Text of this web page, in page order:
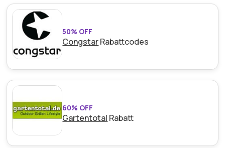
50% OFF
CongstarRabattcodes
60% OFF
Gartentotal Rabatt